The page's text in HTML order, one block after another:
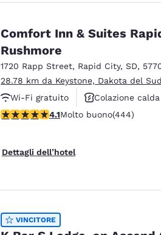
Comfort Inn & Suites
Rushmore
1720 Rapp Street, Rapid City, SD,
28.78 km da Keystone, Dakota del
Wi-Fi gratuito
Colazione
Animali ammessi
Valutazione di 4.14 stelle. Molto
4.1Molto buono(444)
Dettagli dell’hotel
VINCITORE